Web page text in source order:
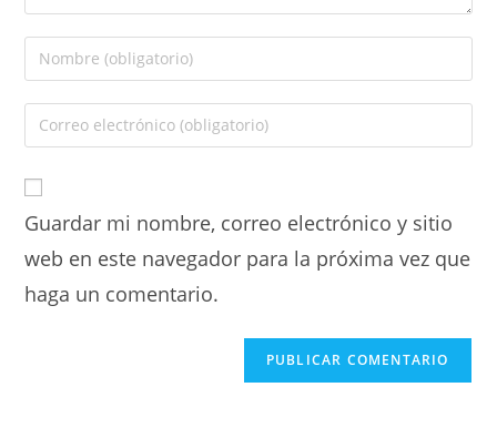
Guardar mi nombre, correo electrónico y sitio
web en este navegador para la próxima vez que
haga un comentario.